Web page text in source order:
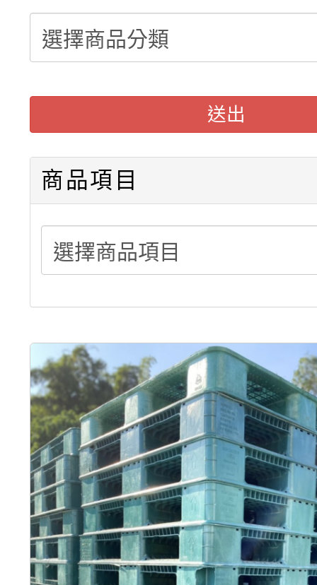
懸臂式料架販售(低中
積層架販售(平台式料
中型料架販售
堆高機販售(全新/中古)
重型架販售可客製化
重型架租賃服務
送出
商品項目